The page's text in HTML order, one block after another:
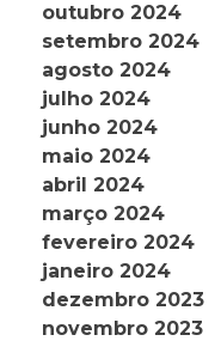
outubro 2024
setembro 2024
agosto 2024
julho 2024
junho 2024
maio 2024
abril 2024
março 2024
fevereiro 2024
janeiro 2024
dezembro 2023
novembro 2023